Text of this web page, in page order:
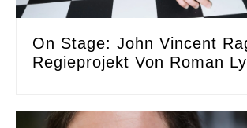
On Stage: John Vincent
Regieprojekt Von Roman